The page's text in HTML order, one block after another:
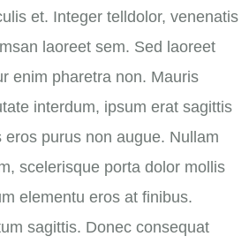
et. Integer telldolor, venenatis
laoreet sem. Sed laoreet
enim pharetra non. Mauris
interdum, ipsum erat sagittis
eros purus non augue. Nullam
scelerisque porta dolor mollis
elementu eros at finibus.
sagittis. Donec consequat